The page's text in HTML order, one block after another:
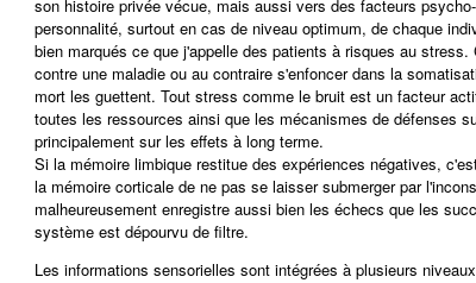
son histoire privée vécue, mais aussi vers des facteurs
personnalité, surtout en cas de niveau optimum, de chaque
bien marqués ce que j'appelle des patients à risques au
contre une maladie ou au contraire s'enfoncer dans la
mort les guettent. Tout stress comme le bruit est un facteur
toutes les ressources ainsi que les mécanismes de défenses
principalement sur les effets à long terme.
Si la mémoire limbique restitue des expériences négatives,
la mémoire corticale de ne pas se laisser submerger par
malheureusement enregistre aussi bien les échecs que les
système est dépourvu de filtre.
Les informations sensorielles sont intégrées à plusieurs